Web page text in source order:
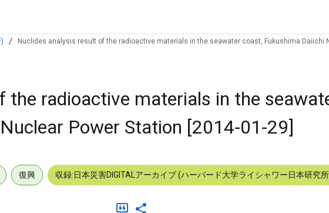
Nuclides analysis result of the radioactive materials in the seawater coast, Fukushima Daiichi
the radioactive materials in the
Power Station [2014-01-29]
復興 収録:日本災害DIGITALアーカイブ (ハーバード大学ライシャワー日本研究